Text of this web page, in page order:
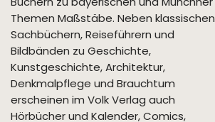
Themen Maßstäbe. Neben klassischen
Sachbüchern, Reiseführern und
Bildbänden zu Geschichte,
Kunstgeschichte, Architektur,
Denkmalpflege und Brauchtum
erscheinen im Volk Verlag auch
Hörbücher und Kalender, Comics,